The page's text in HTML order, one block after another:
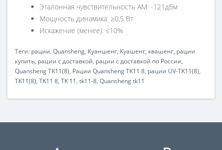
Эталонная чувствительность AM: -121дБм
Мощность динамика: ≥0,5 Вт
Искажение (менее): ≤10%
Теги: рации, Quansheng, Куаншенг, Куашенг, квашенг, рации
купить, рации с доставкой, рации с доставкой по России,
Quansheng TK11(8), Рации Quansheng TK11 8, рации UV-TK11(8),
TK11(8), TK11 8, TK 11, tk11-8, Quansheng tk11